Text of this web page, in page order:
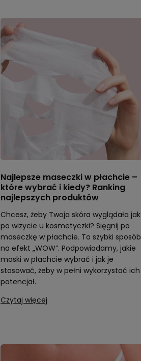
Najlepsze maseczki w płachcie –
które wybrać i kiedy? Ranking
najlepszych produktów
Chcesz, żeby Twoja skóra wyglądała jak
po wizycie u kosmetyczki? Sięgnij po
maseczkę w płachcie. To szybki sposób
na efekt „WOW”. Podpowiadamy, jakie
maski w płachcie wybrać i jak je
stosować, żeby w pełni wykorzystać ich
potencjał.
Czytaj więcej